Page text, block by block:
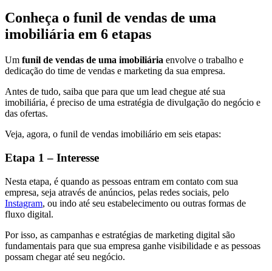
Conheça o funil de vendas de uma
imobiliária em 6 etapas
Um funil de vendas de uma imobiliária envolve o trabalho e
dedicação do time de vendas e marketing da sua empresa.
Antes de tudo, saiba que para que um lead chegue até sua
imobiliária, é preciso de uma estratégia de divulgação do negócio e
das ofertas.
Veja, agora, o funil de vendas imobiliário em seis etapas:
Etapa 1 – Interesse
Nesta etapa, é quando as pessoas entram em contato com sua
empresa, seja através de anúncios, pelas redes sociais, pelo
Instagram, ou indo até seu estabelecimento ou outras formas de
fluxo digital.
Por isso, as campanhas e estratégias de marketing digital são
fundamentais para que sua empresa ganhe visibilidade e as pessoas
possam chegar até seu negócio.